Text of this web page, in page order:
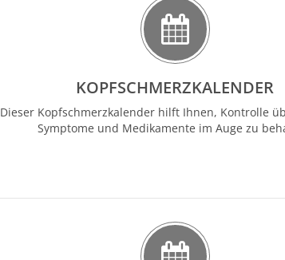
KOPFSCHMERZKALENDER
Dieser Kopfschmerzkalender hilft Ihnen, Kontrolle
Symptome und Medikamente im Auge zu